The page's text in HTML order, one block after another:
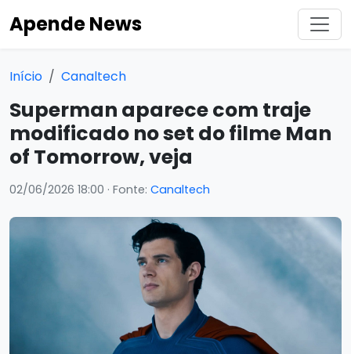
Apende News
Início Canaltech
Superman aparece com traje
modificado no set do filme Man
of Tomorrow, veja
02/06/2026 18:00 · Fonte: Canaltech